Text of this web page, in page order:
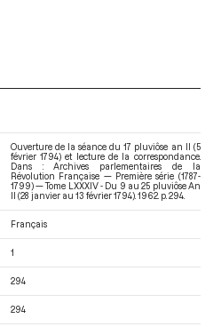
au 25 pluviôse An II (28 janvier au 13 février 1794)
Ouverture de la séance du 17 pluviôse an II (5
février 1794) et lecture de la correspondance.
Dans : Archives parlementaires de la
Révolution Française — Première série (1787-
1799) — Tome LXXXIV - Du 9 au 25 pluviôse An
II (28 janvier au 13 février 1794). 1962. p. 294.
Français
1
294
294